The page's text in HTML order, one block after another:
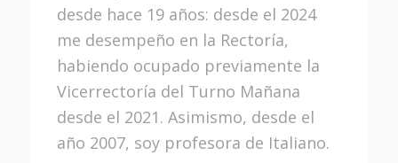
desde hace 19 años: desde el 2024
me desempeño en la Rectoría,
habiendo ocupado previamente la
Vicerrectoría del Turno Mañana
desde el 2021. Asimismo, desde el
año 2007, soy profesora de Italiano.